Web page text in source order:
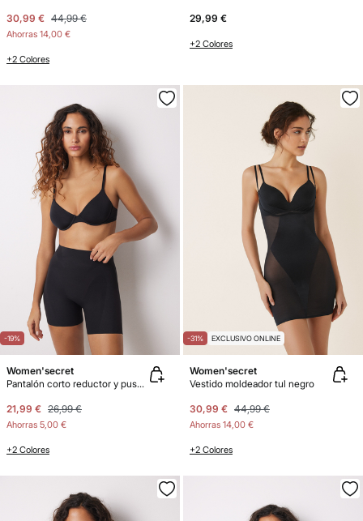
30,99 € 44,99 €
Ahorras 14,00 €
+2 Colores
29,99 €
+2 Colores
-19%
Women'secret
Pantalón corto reductor y push up negro
21,99 € 26,99 €
Ahorras 5,00 €
+2 Colores
-31% EXCLUSIVO ONLINE
Women'secret
Vestido moldeador tul negro
30,99 € 44,99 €
Ahorras 14,00 €
+2 Colores